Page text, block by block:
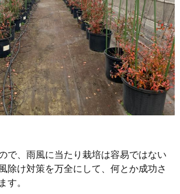
で、雨風に当たり栽培は容易ではない
除け対策を万全にして、何とか成功さ
す。